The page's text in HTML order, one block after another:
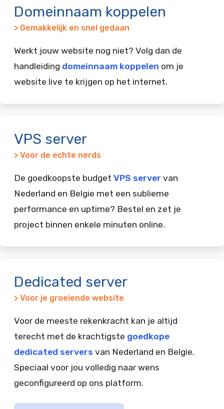
Domeinnaam koppelen
> Gemakkelijk en snel gedaan
Werkt jouw website nog niet? Volg dan de
handleiding domeinnaam koppelen om je
website live te krijgen op het internet.
VPS server
> Voor de echte nerds
De goedkoopste budget VPS server van
Nederland en Belgie met een sublieme
performance en uptime? Bestel en zet je
project binnen enkele minuten online.
Dedicated server
> Voor je groeiende website
Voor de meeste rekenkracht kan je altijd
terecht met de krachtigste goedkope
dedicated servers van Nederland en Belgie.
Speciaal voor jou volledig naar wens
geconfigureerd op ons platform.